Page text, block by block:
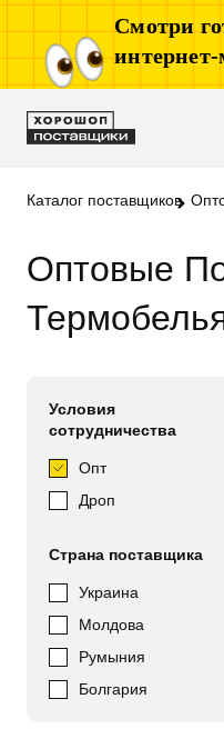
Смотри
Каталог поставщиков
Оптовые
Условия
сотрудничества
Опт
Дроп
Страна поставщика
Украина
Молдова
Румыния
Болгария